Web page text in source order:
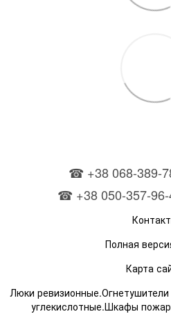
☎ +38 068-389-
☎ +38 050-357-96-
Полная
Карта
Люки
углекислотные.Шкафы